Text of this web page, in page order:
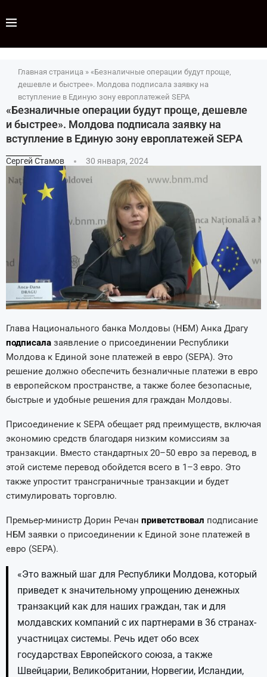
Главная страница » «Безналичные операции будут проще,
дешевле и быстрее». Молдова подписала заявку на
вступление в Единую зону европлатежей SEPA
«Безналичные операции будут проще, дешевле
и быстрее». Молдова подписала заявку на
вступление в Единую зону европлатежей SEPA
Сергей Стамов 30 января, 2024
Глава Национального банка Молдовы (НБМ) Анка Драгу
подписала заявление о присоединении Республики
Молдова к Единой зоне платежей в евро (SEPA). Это
решение должно обеспечить безналичные платежи в евро
в европейском пространстве, а также более безопасные,
быстрые и удобные решения для граждан Молдовы.
Присоединение к SEPA обещает ряд преимуществ, включая
экономию средств благодаря низким комиссиям за
транзакции. Вместо стандартных 20–50 евро за перевод, в
этой системе перевод обойдется всего в 1–3 евро. Это
также упростит трансграничные транзакции и будет
стимулировать торговлю.
Премьер-министр Дорин Речан приветствовал подписание
НБМ заявки о присоединении к Единой зоне платежей в
евро (SEPA).
«Это важный шаг для Республики Молдова, который
приведет к значительному упрощению денежных
транзакций как для наших граждан, так и для
молдавских компаний с их партнерами в 36 странах-
участницах системы. Речь идет обо всех
государствах Европейского союза, а также
Швейцарии, Великобритании, Норвегии, Исландии,